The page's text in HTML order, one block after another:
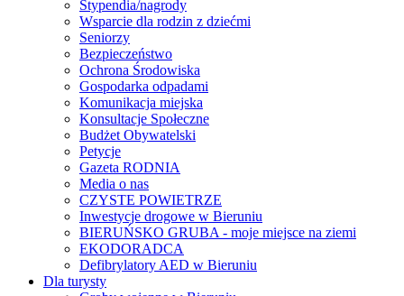
Stypendia/nagrody
Wsparcie dla rodzin z dziećmi
Seniorzy
Bezpieczeństwo
Ochrona Środowiska
Gospodarka odpadami
Komunikacja miejska
Konsultacje Społeczne
Budżet Obywatelski
Petycje
Gazeta RODNIA
Media o nas
CZYSTE POWIETRZE
Inwestycje drogowe w Bieruniu
BIERUŃSKO GRUBA - moje miejsce na ziemi
EKODORADCA
Defibrylatory AED w Bieruniu
Dla turysty